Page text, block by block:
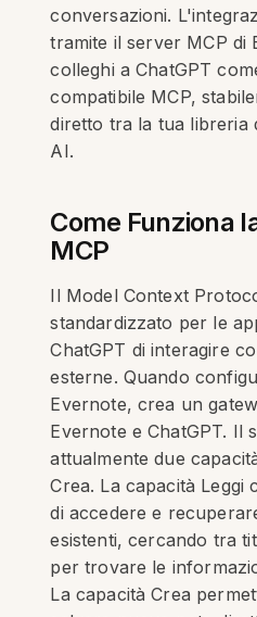
conversazioni.
tramite il server MCP di
colleghi a ChatGPT
compatibile MCP,
diretto tra la tua libreria
AI.
Come Funziona
MCP
Il Model Context
standardizzato per le
ChatGPT di interagire
esterne. Quando
Evernote, crea un
Evernote e ChatGPT. Il
attualmente due
Crea. La capacità Leggi
di accedere e
esistenti, cercando tra
per trovare le
La capacità Crea